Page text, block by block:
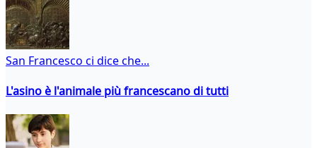
San Francesco ci dice che...
L'asino è l'animale più francescano di tutti